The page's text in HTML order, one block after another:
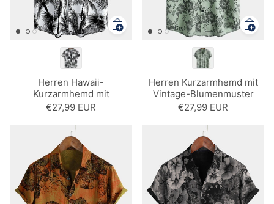
Herren Hawaii-
Kurzarmhemd mit
tropischer Palme
€27,99 EUR
Herren Kurzarmhemd mit
Vintage-Blumenmuster
Grün
€27,99 EUR